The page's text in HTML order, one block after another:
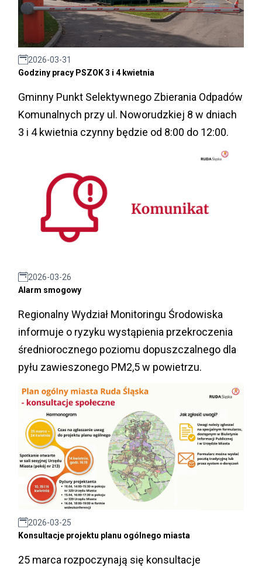
2026-03-31
Godziny pracy PSZOK 3 i 4 kwietnia
Gminny Punkt Selektywnego Zbierania Odpadów
Komunalnych przy ul. Noworudzkiej 8 w dniach
3 i 4 kwietnia czynny będzie od 8:00 do 12:00.
2026-03-26
Alarm smogowy
Regionalny Wydział Monitoringu Środowiska
informuje o ryzyku wystąpienia przekroczenia
średniorocznego poziomu dopuszczalnego dla
pyłu zawieszonego PM2,5 w powietrzu.
2026-03-25
Konsultacje projektu planu ogólnego miasta
25 marca rozpoczynają się konsultacje